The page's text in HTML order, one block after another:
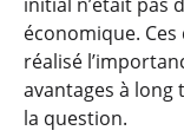
économique.
réalisé
avantages à long
la question.